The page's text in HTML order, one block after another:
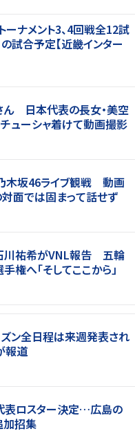
ーナメント3、4回戦全12試
試合予定【近畿インター
ん 日本代表の長女・美空
ューシャ着けて動画撮影
木坂46ライブ観戦 動画
面では固まって話せず
川祐希がVNL報告 五輪
権へ「そしてここから」
ン全日程は来週発表され
報道
表ロスター決定…広島の
加招集